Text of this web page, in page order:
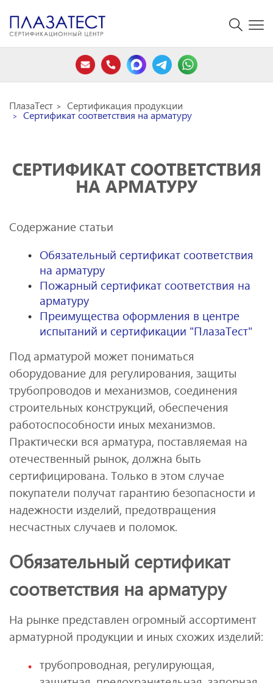
ПлазаТест Сертификация продукции
Сертификат соответствия на арматуру
СЕРТИФИКАТ СООТВЕТСТВИЯ
НА АРМАТУРУ
Содержание статьи
Обязательный сертификат соответствия
на арматуру
Пожарный сертификат соответствия на
арматуру
Преимущества оформления в центре
испытаний и сертификации "ПлазаТест"
Под арматурой может пониматься
оборудование для регулирования, защиты
трубопроводов и механизмов, соединения
строительных конструкций, обеспечения
работоспособности иных механизмов.
Практически вся арматура, поставляемая на
отечественный рынок, должна быть
сертифицирована. Только в этом случае
покупатели получат гарантию безопасности и
надежности изделий, предотвращения
несчастных случаев и поломок.
Обязательный сертификат
соответствия на арматуру
На рынке представлен огромный ассортимент
арматурной продукции и иных схожих изделий:
трубопроводная, регулирующая,